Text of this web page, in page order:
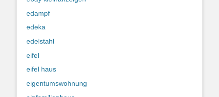
edampf
edeka
edelstahl
eifel
eifel haus
eigentumswohnung